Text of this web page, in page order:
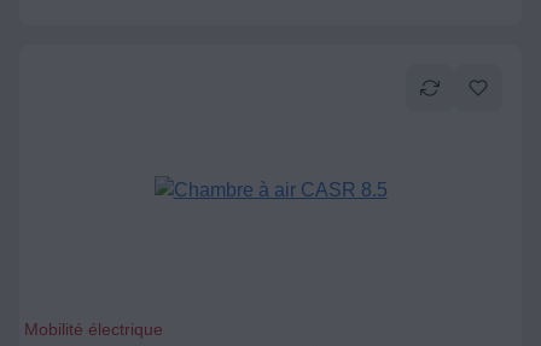
Mobilité électrique